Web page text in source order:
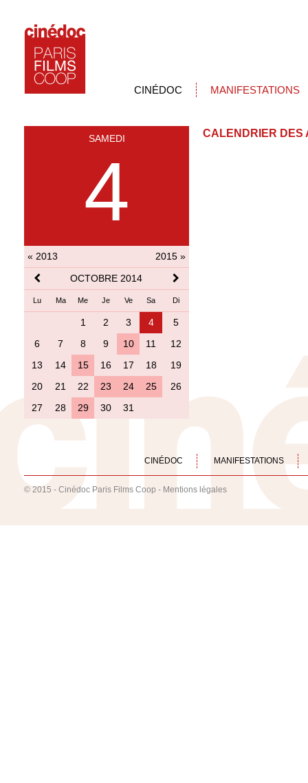
CINÉDOC MANIFESTATIONS
SAMEDI
4
« 2013
2015 »
OCTOBRE 2014
Lu Ma Me Je Ve Sa Di
1 2 3 4
5
6
7 8 9 10 11
12
13
14 15 16 17 18
19
20
21 22 23 24 25
26
27
28 29 30 31
CALENDRIER DES
CINÉDOC MANIFESTATIONS
© 2015 - Cinédoc Paris Films Coop - Mentions légales